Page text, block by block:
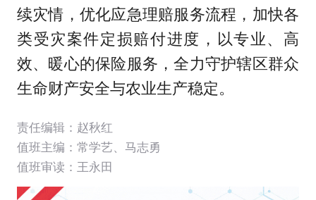
续灾情，优化应急理赔服务流程，加快各
类受灾案件定损赔付进度，以专业、高
效、暖心的保险服务，全力守护辖区群众
生命财产安全与农业生产稳定。
责任编辑：赵秋红
值班主编： 常学艺、 马志勇
值班审读：王永田